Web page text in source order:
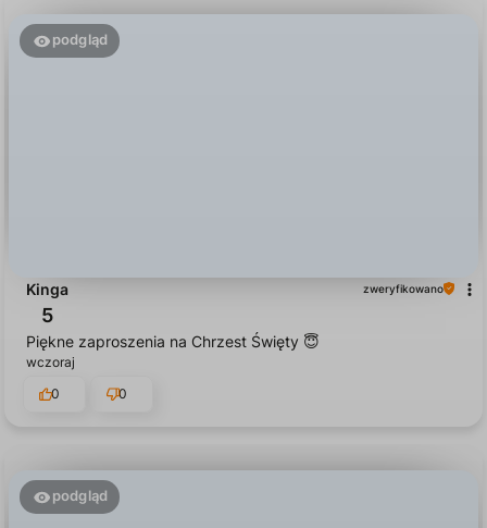
podgląd
Kinga zweryfikowano
5
Piękne zaproszenia na Chrzest Święty 😇
wczoraj
0
0
podgląd